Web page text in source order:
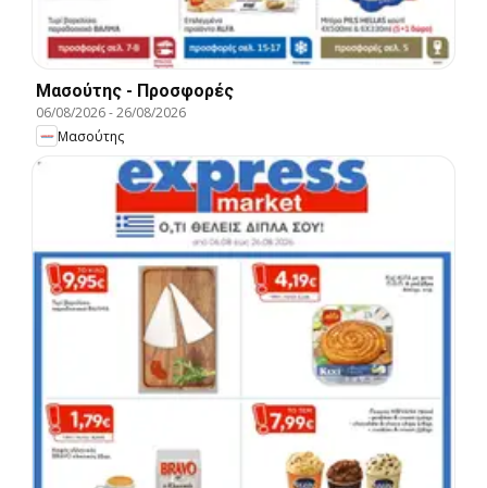
Μασούτης - Προσφορές
06/08/2026-26/08/2026
Μασούτης